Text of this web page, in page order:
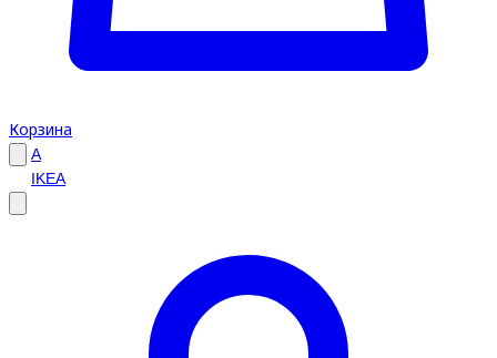
Корзина
A
IKEA